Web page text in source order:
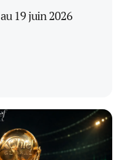
19 juin 2026